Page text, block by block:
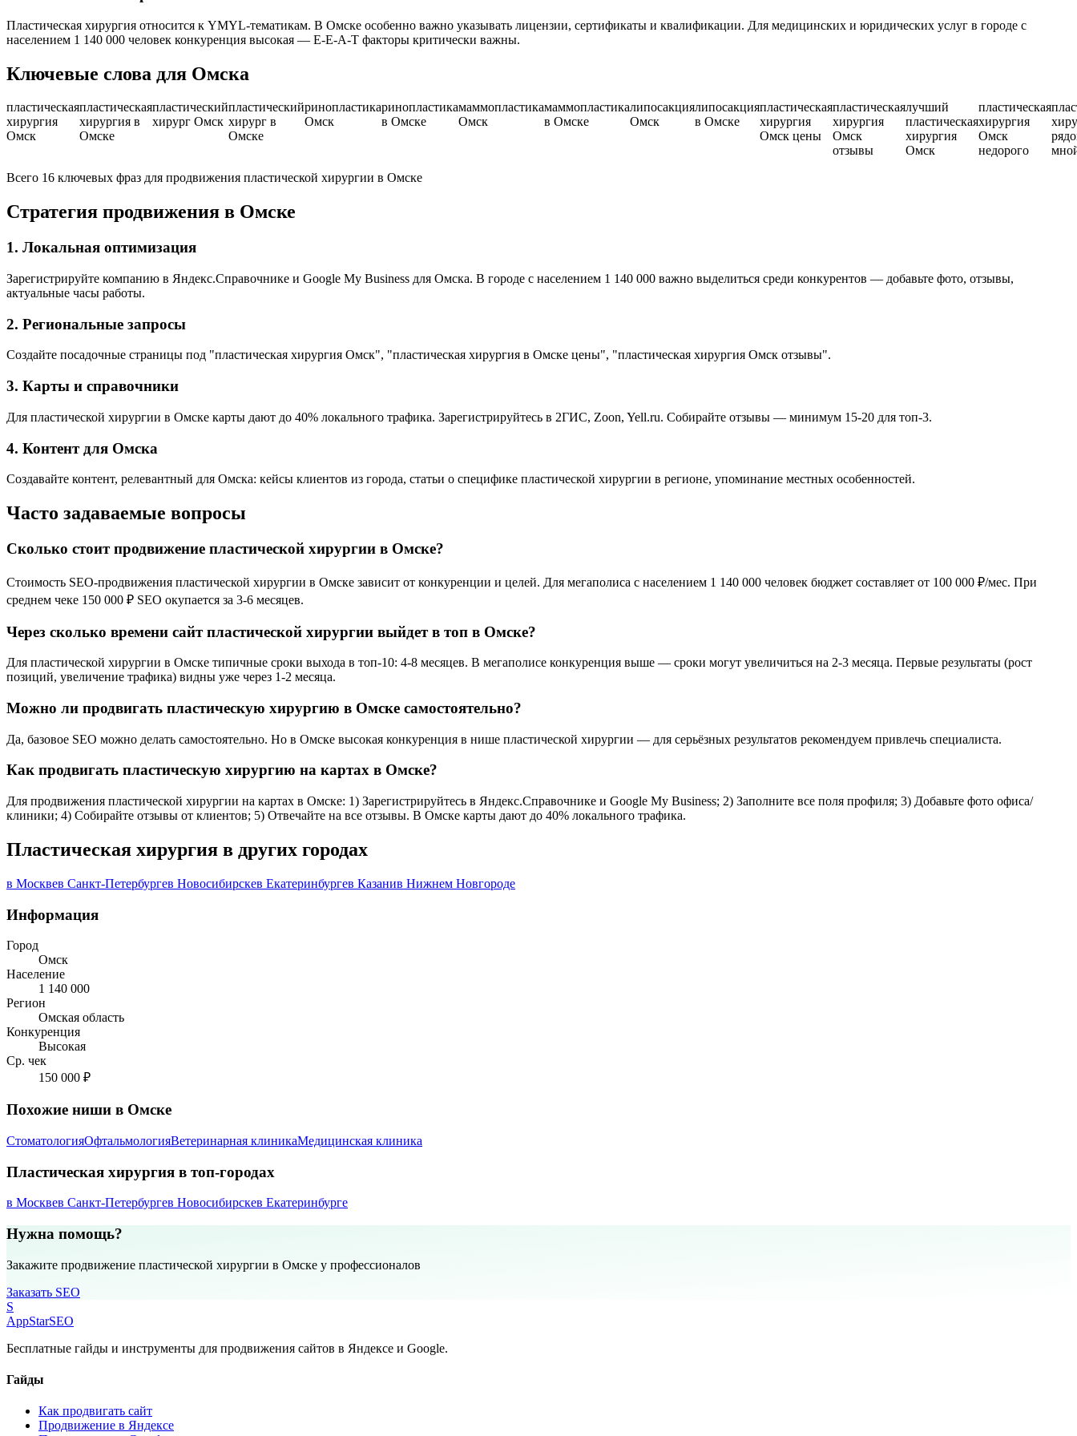
Пластическая хирургия относится к YMYL-тематикам. В Омске особенно важно указывать лицензии, сертификаты и квалификации. Для медицинских и юридических услуг в городе с
населением 1 140 000 человек конкуренция высокая — E-E-A-T факторы критически важны.
Ключевые слова для Омска
пластическая
хирургия
Омск
пластическая
хирургия в
Омске
пластический
хирург Омск
пластический
хирург в
Омске
ринопластика
Омск
ринопластика
в Омске
маммопластика
Омск
маммопластика
в Омске
липосакция
Омск
липосакция
в Омске
пластическая
хирургия
Омск цены
пластическая
хирургия
Омск
отзывы
лучший
пластическая
хирургия
Омск
пластическая
хирургия
Омск
недорого
Всего 16 ключевых фраз для продвижения пластической хирургии в Омске
Стратегия продвижения в Омске
1. Локальная оптимизация
Зарегистрируйте компанию в Яндекс.Справочнике и Google My Business для Омска. В городе с населением 1 140 000 важно выделиться среди конкурентов — добавьте фото, отзывы,
актуальные часы работы.
2. Региональные запросы
Создайте посадочные страницы под "пластическая хирургия Омск", "пластическая хирургия в Омске цены", "пластическая хирургия Омск отзывы".
3. Карты и справочники
Для пластической хирургии в Омске карты дают до 40% локального трафика. Зарегистрируйтесь в 2ГИС, Zoon, Yell.ru. Собирайте отзывы — минимум 15-20 для топ-3.
4. Контент для Омска
Создавайте контент, релевантный для Омска: кейсы клиентов из города, статьи о специфике пластической хирургии в регионе, упоминание местных особенностей.
Часто задаваемые вопросы
Сколько стоит продвижение пластической хирургии в Омске?
Стоимость SEO-продвижения пластической хирургии в Омске зависит от конкуренции и целей. Для мегаполиса с населением 1 140 000 человек бюджет составляет от 100 000 ₽/мес. При
среднем чеке 150 000 ₽ SEO окупается за 3-6 месяцев.
Через сколько времени сайт пластической хирургии выйдет в топ в Омске?
Для пластической хирургии в Омске типичные сроки выхода в топ-10: 4-8 месяцев. В мегаполисе конкуренция выше — сроки могут увеличиться на 2-3 месяца. Первые результаты (рост
позиций, увеличение трафика) видны уже через 1-2 месяца.
Можно ли продвигать пластическую хирургию в Омске самостоятельно?
Да, базовое SEO можно делать самостоятельно. Но в Омске высокая конкуренция в нише пластической хирургии — для серьёзных результатов рекомендуем привлечь специалиста.
Как продвигать пластическую хирургию на картах в Омске?
Для продвижения пластической хирургии на картах в Омске: 1) Зарегистрируйтесь в Яндекс.Справочнике и Google My Business; 2) Заполните все поля профиля; 3) Добавьте фото офиса/
клиники; 4) Собирайте отзывы от клиентов; 5) Отвечайте на все отзывы. В Омске карты дают до 40% локального трафика.
Пластическая хирургия в других городах
в Москвев Санкт-Петербургев Новосибирскев Екатеринбургев Казанив Нижнем Новгороде
Информация
Город
Омск
Население
1 140 000
Регион
Омская область
Конкуренция
Высокая
Ср. чек
150 000 ₽
Похожие ниши в Омске
СтоматологияОфтальмологияВетеринарная клиникаМедицинская клиника
Пластическая хирургия в топ-городах
в Москвев Санкт-Петербургев Новосибирскев Екатеринбурге
Нужна помощь?
Закажите продвижение пластической хирургии в Омске у профессионалов
Заказать SEO
S
AppStarSEO
Бесплатные гайды и инструменты для продвижения сайтов в Яндексе и Google.
Гайды
Как продвигать сайт
Продвижение в Яндексе